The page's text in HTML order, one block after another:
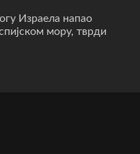
Израела напао
мору, тврди